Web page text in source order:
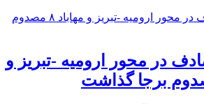
در محور ارومیه -تبریز و